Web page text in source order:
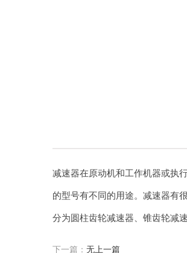
减速器在原动机和工作机器或执
的型号有不同的用途。减速器有
分为圆柱齿轮减速器、锥齿轮减
下一篇： 无上一篇